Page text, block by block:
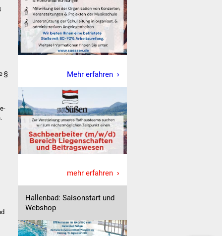
§ Mehr erfahren
mehr erfahren
Hallenbad: Saisonstart und
Webshop